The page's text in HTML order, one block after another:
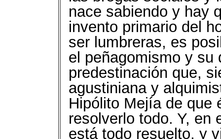
nace sabiendo y hay
invento primario del
ser lumbreras, es
el peñagomismo y su
predestinación que,
agustiniana y
Hipólito Mejía de que
resolverlo todo. Y, en
está todo resuelto, y